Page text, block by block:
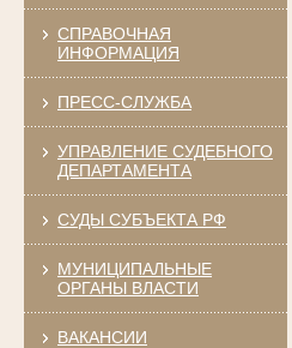
СПРАВОЧНАЯ
ИНФОРМАЦИЯ
ПРЕСС-СЛУЖБА
УПРАВЛЕНИЕ СУДЕБНОГО
ДЕПАРТАМЕНТА
СУДЫ СУБЪЕКТА РФ
МУНИЦИПАЛЬНЫЕ
ОРГАНЫ ВЛАСТИ
ВАКАНСИИ